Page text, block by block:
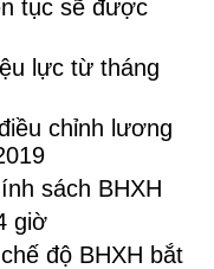
tục sẽ được
lực từ tháng
chỉnh lương
sách BHXH
giờ
độ BHXH bắt